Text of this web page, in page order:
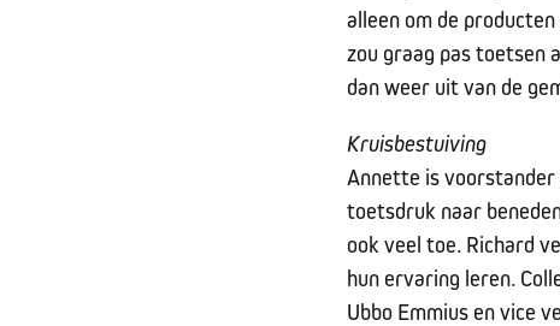
alleen om de
zou graag pas toetsen
dan weer uit van de
Kruisbestuiving
Annette is voorstander
toetsdruk naar
ook veel toe. Richard
hun ervaring leren.
Ubbo Emmius en vice